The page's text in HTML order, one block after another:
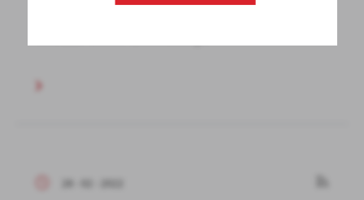
28 - 02 - 2022